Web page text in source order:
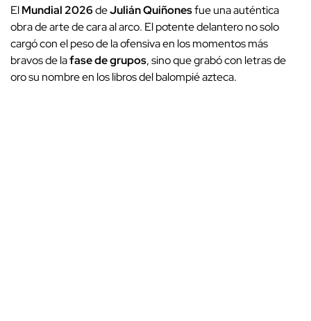
ElMundial 2026deJulián Quiñonesfue una auténtica
obra de arte de cara al arco. El potente delantero no solo
cargó con el peso de la ofensiva en los momentos más
bravos de lafase de grupos, sino que grabó con letras de
oro su nombre en los libros del balompié azteca.